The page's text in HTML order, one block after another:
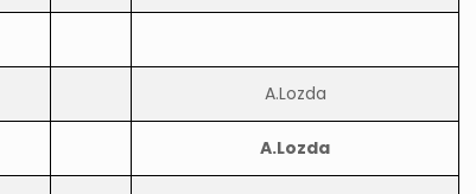
A.Lozda
A.Lozda